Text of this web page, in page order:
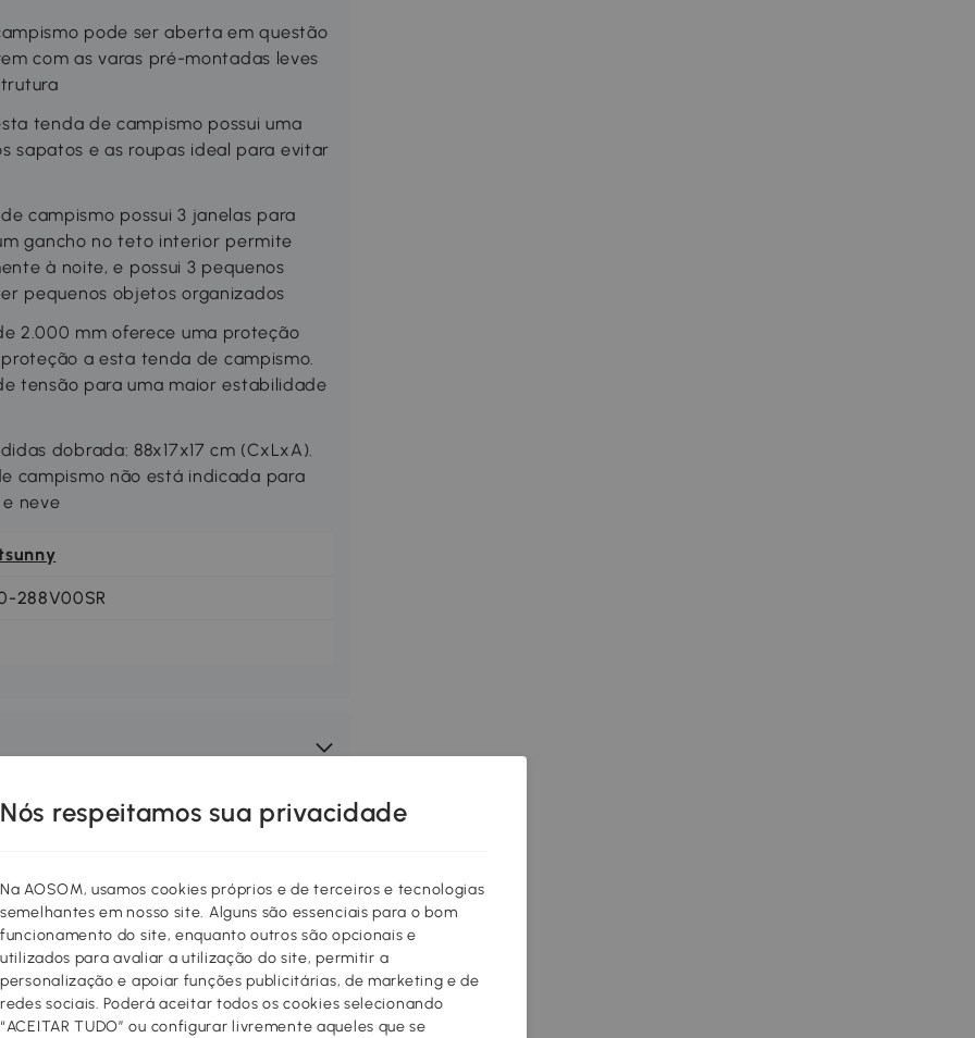
pode ser aberta em questão
com as varas pré-montadas leves
tenda de campismo possui uma
sapatos e as roupas ideal para evitar
campismo possui 3 janelas para
gancho no teto interior permite
à noite, e possui 3 pequenos
pequenos objetos organizados
2.000 mm oferece uma proteção
a esta tenda de campismo.
tensão para uma maior estabilidade
dobrada: 88x17x17 cm (CxLxA).
campismo não está indicada para
neve
288V00SR
Nós respeitamos sua privacidade
Na AOSOM, usamos cookies próprios e de terceiros e tecnologias
semelhantes em nosso site. Alguns são essenciais para o bom
funcionamento do site, enquanto outros são opcionais e
utilizados para avaliar a utilização do site, permitir a
personalização e apoiar funções publicitárias, de marketing e de
redes sociais. Poderá aceitar todos os cookies selecionando
“ACEITAR TUDO” ou configurar livremente aqueles que se